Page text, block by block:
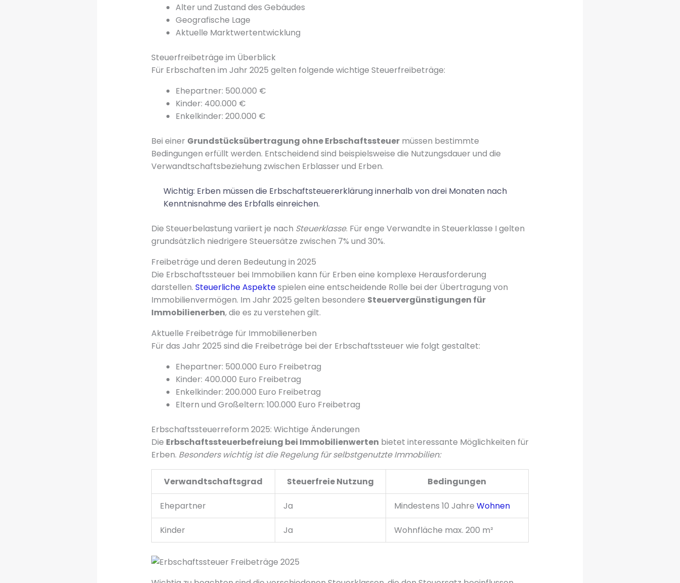
Alter und Zustand des Gebäudes
Geografische Lage
Aktuelle Marktwertentwicklung
Steuerfreibeträge im Überblick
Für Erbschaften im Jahr 2025 gelten folgende wichtige Steuerfreibeträge:
Ehepartner: 500.000 €
Kinder: 400.000 €
Enkelkinder: 200.000 €
Bei einer Grundstücksübertragung ohne Erbschaftssteuermüssen bestimmte
Bedingungen erfüllt werden. Entscheidend sind beispielsweise die Nutzungsdauer und die
Verwandtschaftsbeziehung zwischen Erblasser und Erben.
Wichtig: Erben müssen die Erbschaftsteuererklärung innerhalb von drei Monaten nach
Kenntnisnahme des Erbfalls einreichen.
Die Steuerbelastung variiert je nach Steuerklasse. Für enge Verwandte in Steuerklasse I gelten
grundsätzlich niedrigere Steuersätze zwischen 7% und 30%.
Freibeträge und deren Bedeutung in 2025
Die Erbschaftssteuer bei Immobilien kann für Erben eine komplexe Herausforderung
darstellen. Steuerliche Aspektespielen eine entscheidende Rolle bei der Übertragung von
Immobilienvermögen. Im Jahr 2025 gelten besondere Steuervergünstigungen für
Immobilienerben, die es zu verstehen gilt.
Aktuelle Freibeträge für Immobilienerben
Für das Jahr 2025 sind die Freibeträge bei der Erbschaftssteuer wie folgt gestaltet:
Ehepartner: 500.000 Euro Freibetrag
Kinder: 400.000 Euro Freibetrag
Enkelkinder: 200.000 Euro Freibetrag
Eltern und Großeltern: 100.000 Euro Freibetrag
Erbschaftssteuerreform 2025: Wichtige Änderungen
Die Erbschaftssteuerbefreiung bei Immobilienwerten bietet interessante Möglichkeiten für
Erben. Besonders wichtig ist die Regelung für selbstgenutzte Immobilien:
Verwandtschaftsgrad Steuerfreie Nutzung Bedingungen
Ehepartner Ja Mindestens 10 Jahre Wohnen
Kinder Ja Wohnfläche max. 200 m²